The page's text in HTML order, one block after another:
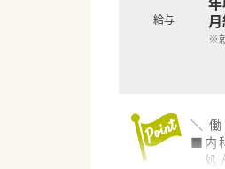
給与
※
＼
■内
処